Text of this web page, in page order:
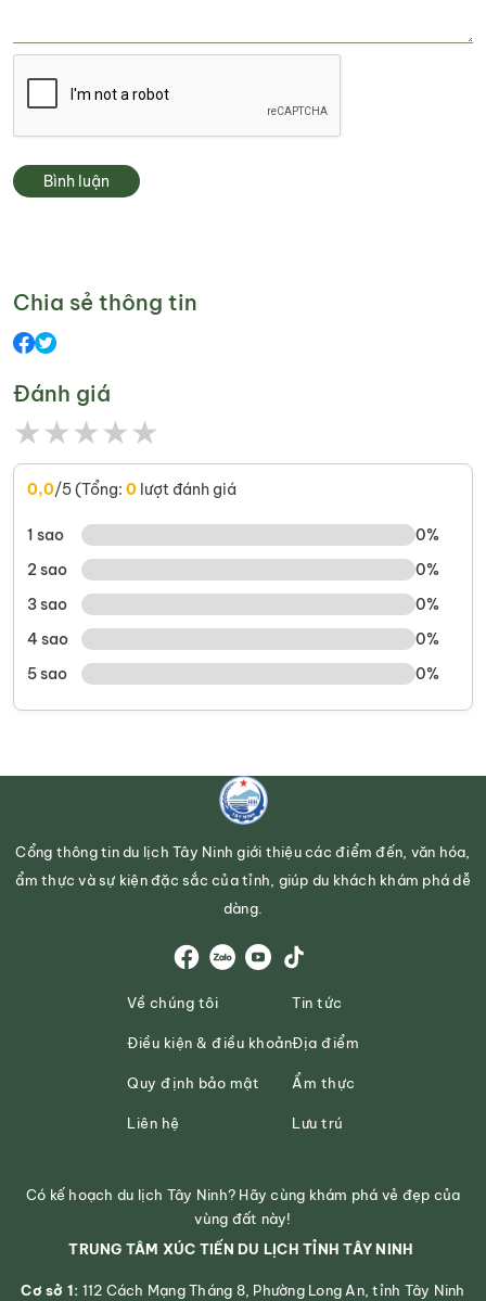
Bình luận
Chia sẻ thông tin
Đánh giá
★★★★★
0,0/5 (Tổng: 0 lượt đánh giá
1 sao
0%
2 sao
0%
3 sao
0%
4 sao
0%
5 sao
0%
Cổng thông tin du lịch Tây Ninh giới thiệu các điểm đến, văn hóa,
ẩm thực và sự kiện đặc sắc của tỉnh, giúp du khách khám phá dễ
dàng.
Về chúng tôi
Điều kiện & điều khoản
Quy định bảo mật
Liên hệ
Tin tức
Địa điểm
Ẩm thực
Lưu trú
Có kế hoạch du lịch Tây Ninh? Hãy cùng khám phá vẻ đẹp của
vùng đất này!
TRUNG TÂM XÚC TIẾN DU LỊCH TỈNH TÂY NINH
Cơ sở 1: 112 Cách Mạng Tháng 8, Phường Long An, tỉnh Tây Ninh